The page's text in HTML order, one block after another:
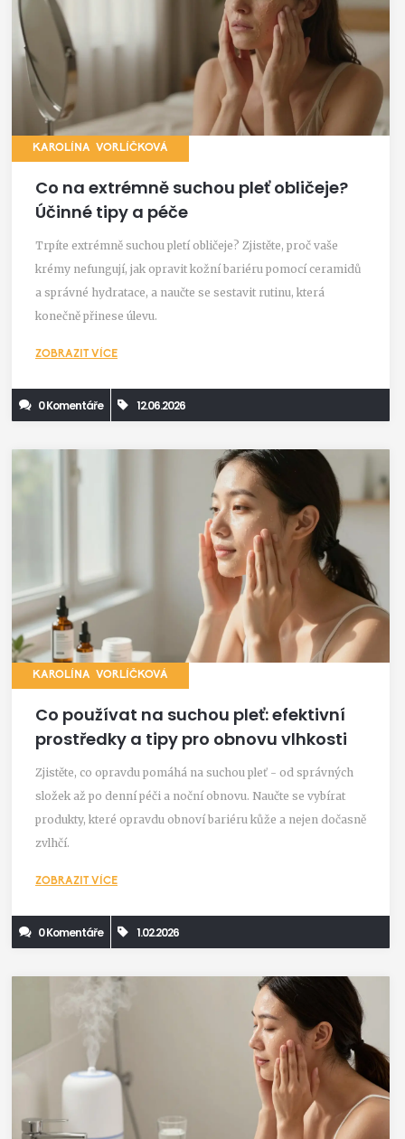
KAROLÍNA VORLÍČKOVÁ
Co na extrémně suchou pleť obličeje?
Účinné tipy a péče
Trpíte extrémně suchou pletí obličeje? Zjistěte, proč vaše
krémy nefungují, jak opravit kožní bariéru pomocí ceramidů
a správné hydratace, a naučte se sestavit rutinu, která
konečně přinese úlevu.
ZOBRAZIT VÍCE
0 Komentáře 12.06.2026
KAROLÍNA VORLÍČKOVÁ
Co používat na suchou pleť: efektivní
prostředky a tipy pro obnovu vlhkosti
Zjistěte, co opravdu pomáhá na suchou pleť - od správných
složek až po denní péči a noční obnovu. Naučte se vybírat
produkty, které opravdu obnoví bariéru kůže a nejen dočasně
zvlhčí.
ZOBRAZIT VÍCE
0 Komentáře 1.02.2026